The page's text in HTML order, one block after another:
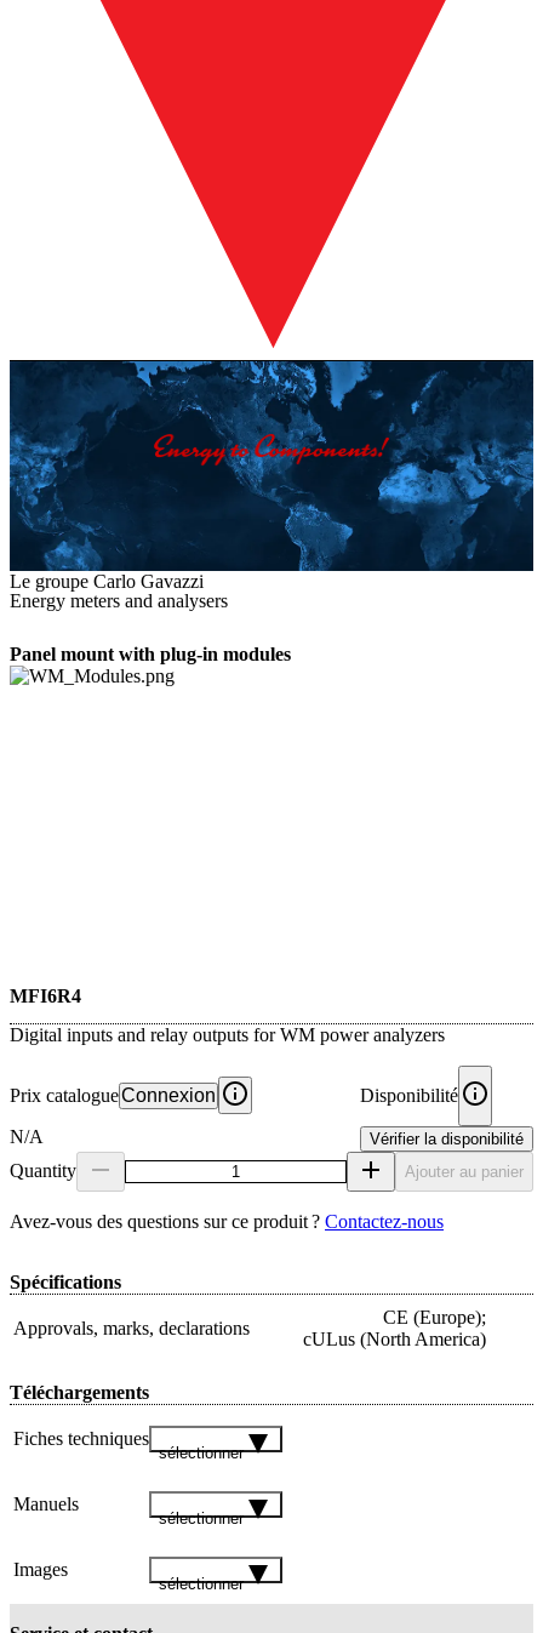
Le groupe Carlo Gavazzi
Energy meters and analysers
Panel mount with plug-in modules
MFI6R4
Digital inputs and relay outputs for WM power analyzers
Prix catalogueConnexion
N/A
Disponibilité
Vérifier la disponibilité
Quantity Ajouter au panier
Avez‑vous des questions sur ce produit ? Contactez‑nous
Spécifications
Approvals, marks, declarations
CE (Europe);
cULus (North America)
Téléchargements
Fiches techniques
sélectionner
Manuels
sélectionner
Images
sélectionner